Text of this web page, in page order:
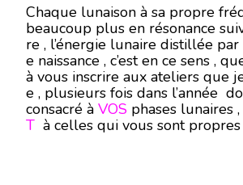
Chaque lunaison à sa propre
beaucoup plus en résonance
re , l’énergie lunaire distillée
e naissance , c’est en ce sens ,
à vous inscrire aux ateliers que
e , plusieurs fois dans l’année
consacré à VOS phases lunaires ,
T à celles qui vous sont propres